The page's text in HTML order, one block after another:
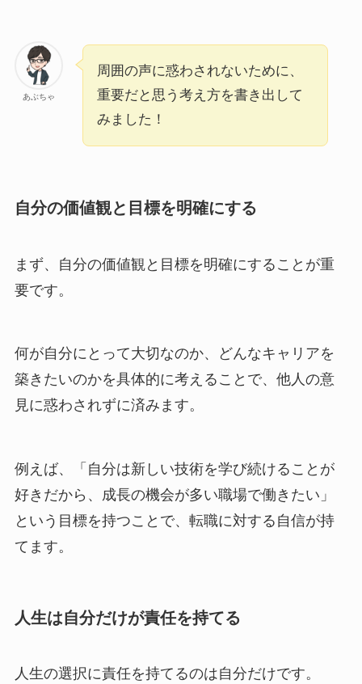
あぶちゃ
周囲の声に惑わされないために、
重要だと思う考え方を書き出して
みました！
自分の価値観と目標を明確にする
まず、自分の価値観と目標を明確にすることが重
要です。
何が自分にとって大切なのか、どんなキャリアを
築きたいのかを具体的に考えることで、他人の意
見に惑わされずに済みます。
例えば、「自分は新しい技術を学び続けることが
好きだから、成長の機会が多い職場で働きたい」
という目標を持つことで、転職に対する自信が持
てます。
人生は自分だけが責任を持てる
人生の選択に責任を持てるのは自分だけです。